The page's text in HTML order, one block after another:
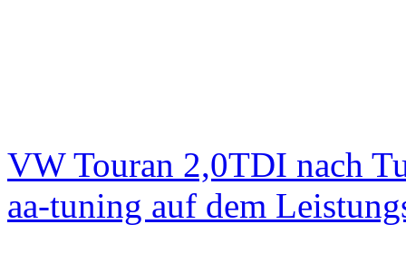
VW Touran 2,0TDI nach
aa-tuning auf dem